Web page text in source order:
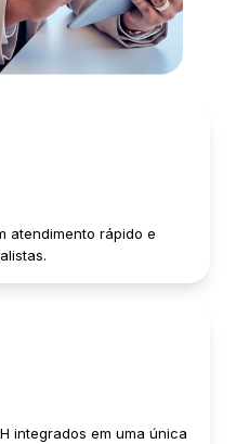
atendimento rápido e
integrados em uma única